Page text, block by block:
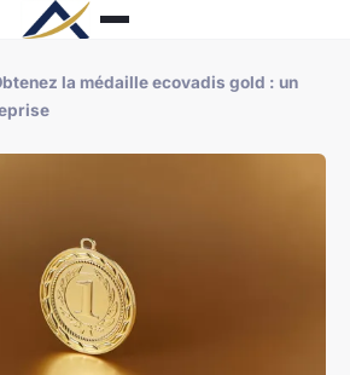
la médaille ecovadis gold : un